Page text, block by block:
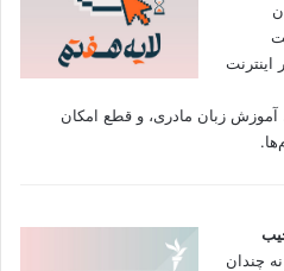
اینترنت
زبان مادری، و قطع امکان
چندان